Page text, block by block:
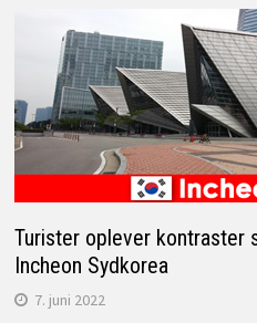
Turister oplever kontraster
Incheon Sydkorea
7. juni 2022